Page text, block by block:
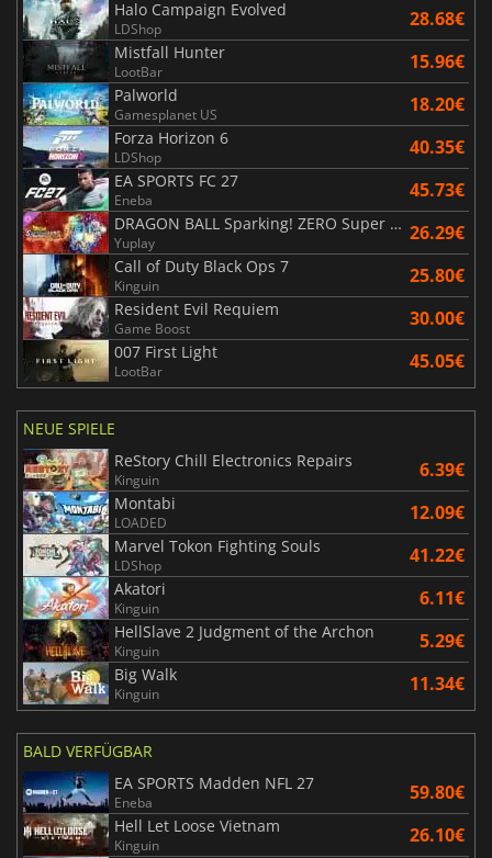
Halo Campaign Evolved
LDShop 28.68€
Mistfall Hunter
LootBar 15.96€
Palworld
Gamesplanet US 18.20€
Forza Horizon 6
LDShop 40.35€
EA SPORTS FC 27
Eneba 45.73€
DRAGON BALL Sparking! ZERO Super Limit Breaking NEO
Yuplay 26.29€
Call of Duty Black Ops 7
Kinguin 25.80€
Resident Evil Requiem
Game Boost 30.00€
007 First Light
LootBar 45.05€
NEUE SPIELE
ReStory Chill Electronics Repairs
Kinguin 6.39€
Montabi
LOADED 12.09€
Marvel Tokon Fighting Souls
LDShop 41.22€
Akatori
Kinguin 6.11€
HellSlave 2 Judgment of the Archon
Kinguin 5.29€
Big Walk
Kinguin 11.34€
BALD VERFÜGBAR
EA SPORTS Madden NFL 27
Eneba 59.80€
Hell Let Loose Vietnam
Kinguin 26.10€